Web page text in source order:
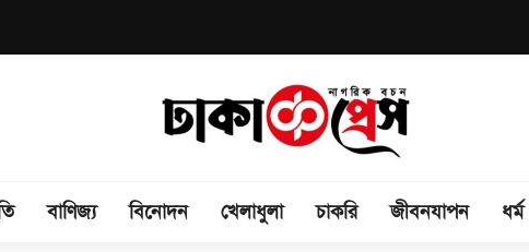
বাণিজ্য বিনোদন খেলাধুলা চাকরি জীবনযাপন ধর্ম